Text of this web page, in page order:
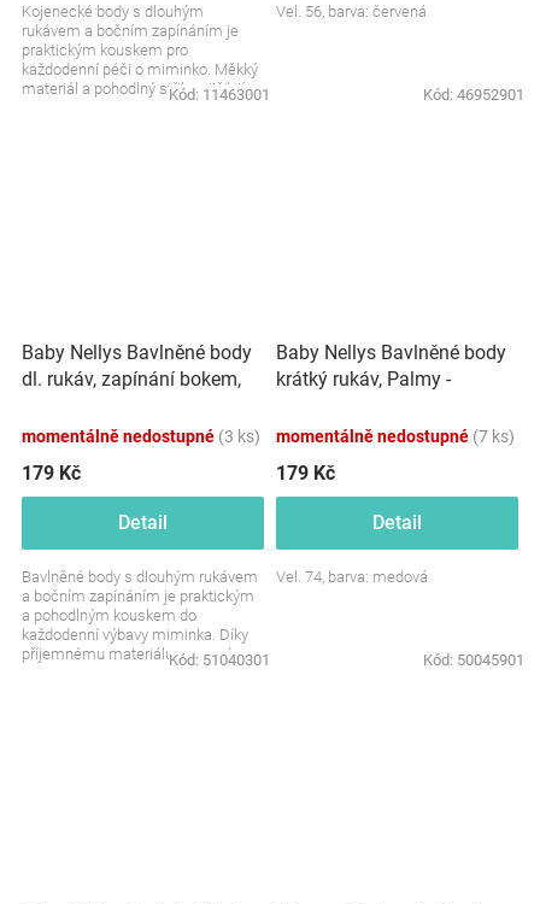
Kojenecké body s dlouhým
rukávem a bočním zapínáním je
praktickým kouskem pro
každodenní péči o miminko. Měkký
materiál a pohodlný střih zajišťují
Kód: 11463001
Vel. 56, barva: červená
Kód: 46952901
Baby Nellys Bavlněné body
dl. rukáv, zapínání bokem,
momentálně nedostupné (3 ks)
179 Kč
Detail
Bavlněné body s dlouhým rukávem
a bočním zapínáním je praktickým
a pohodlným kouskem do
každodenní výbavy miminka. Díky
příjemnému materiálu se snadno
Kód: 51040301
Baby Nellys Bavlněné body
krátký rukáv, Palmy -
momentálně nedostupné (7 ks)
179 Kč
Detail
Vel. 74, barva: medová
Kód: 50045901